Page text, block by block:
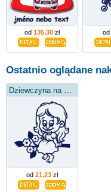
od 135,30 zł od
Ostatnio oglądane
od 21,23 zł